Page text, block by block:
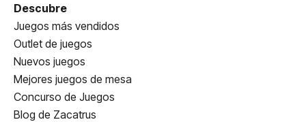
Descubre
Juegos más vendidos
Outlet de juegos
Nuevos juegos
Mejores juegos de mesa
Concurso de Juegos
Blog de Zacatrus